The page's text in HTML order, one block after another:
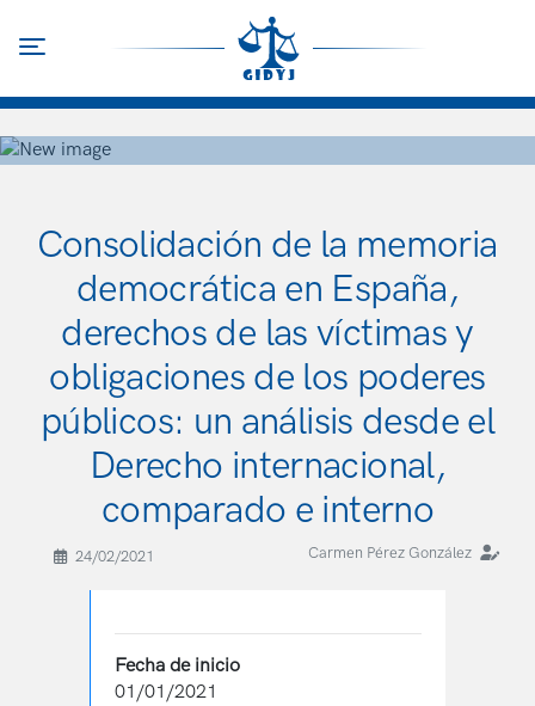
principal
Consolidación de la memoria
democrática en España,
derechos de las víctimas y
obligaciones de los poderes
públicos: un análisis desde el
Derecho internacional,
comparado e interno
24/02/2021 Carmen Pérez González
Fecha de inicio
01/01/2021